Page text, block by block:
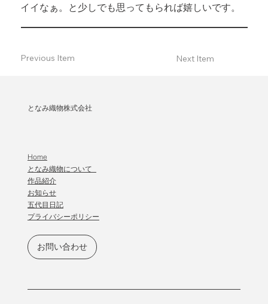
イイなぁ。と少しでも思ってもられば嬉しいです。
Next Item
Previous Item
となみ織物株式会社
お問い合わせ
Home
となみ織物について
作品紹介
​お知らせ
五代目日記
プライバシーポリシー